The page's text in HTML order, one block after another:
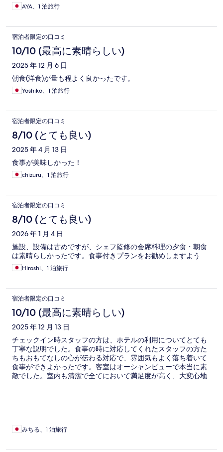
AYA、1 泊旅行
宿泊者限定の口コミ
10/10 (最高に素晴らしい)
2025 年 12 月 6 日
朝食(洋食)が量も程よく良かったです。
Yoshiko、1 泊旅行
宿泊者限定の口コミ
8/10 (とても良い)
2025 年 4 月 13 日
食事が美味しかった！
chizuru、1 泊旅行
宿泊者限定の口コミ
8/10 (とても良い)
2026 年 1 月 4 日
施設、設備は古めですが、シェフ監修の会席料理の夕食・朝食
は素晴らしかったです。食事付きプランをお勧めしますよう
Hiroshi、1 泊旅行
宿泊者限定の口コミ
10/10 (最高に素晴らしい)
2025 年 12 月 13 日
チェックイン時スタッフの方は、ホテルの利用についてとても
丁寧な説明でした。食事の時に対応してくれたスタッフの方た
ちもおもてなしの心が伝わる対応で、雰囲気もよく落ち着いて
食事ができよかったです。客室はオーシャンビューで本当に素
敵でした。室内も清潔で全てにおいて満足度が高く、大変心地
みちる、1 泊旅行